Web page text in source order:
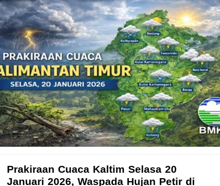
Prakiraan Cuaca Kaltim Selasa 20
Januari 2026, Waspada Hujan Petir di